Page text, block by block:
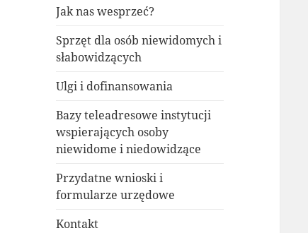
Jak nas wesprzeć?
Sprzęt dla osób niewidomych i
słabowidzących
Ulgi i dofinansowania
Bazy teleadresowe instytucji
wspierających osoby
niewidome i niedowidzące
Przydatne wnioski i
formularze urzędowe
Kontakt